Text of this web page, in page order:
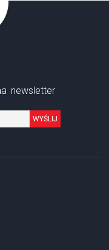
newsletter
WYŚLIJ